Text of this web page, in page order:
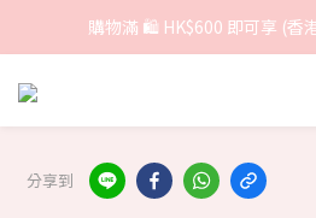
購物滿 🛍 HK$600 即可享 (香
分享到